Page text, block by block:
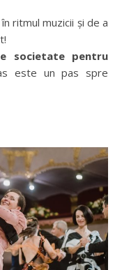
societate pentru
este un pas spre